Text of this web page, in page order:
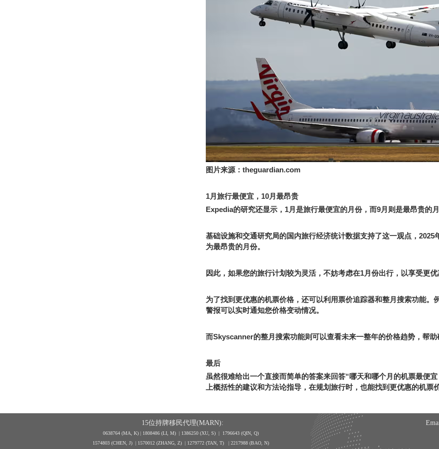
图片来源： theguardian.com
1月旅行最便宜， 10月最昂贵
Expedia的研究还显示， 1月是旅行最便宜的月份，而9月则是最昂贵的
基础设施和交通研究局的国内旅行经济统计数据支持了这一观点， 2025
为最昂贵的月份。
因此，如果您的旅行计划较为灵活，不妨考虑在1月份出行，以享受更
为了找到更优惠的机票价格，还可以利用票价追踪器和整月搜索功能。
警报可以实时通知您价格变动情况。
而Skyscanner的整月搜索功能则可以查看未来一整年的价格趋势，帮
最后
虽然很难给出一个直接而简单的答案来回答“哪天和哪个月的机票最便
上概括性的建议和方法论指导，在规划旅行时，也能找到更优惠的机票
15位持牌移民代理(MARN):
0638764 (MA, K) | 1808486 (LI, M) | 1386250 (XU, S) | 1796643 (QIN, Q)
1574803 (CHEN, J) | 1570012 (ZHANG, Z) | 1279772 (TAN, T) | 2217988 (BAO, N)